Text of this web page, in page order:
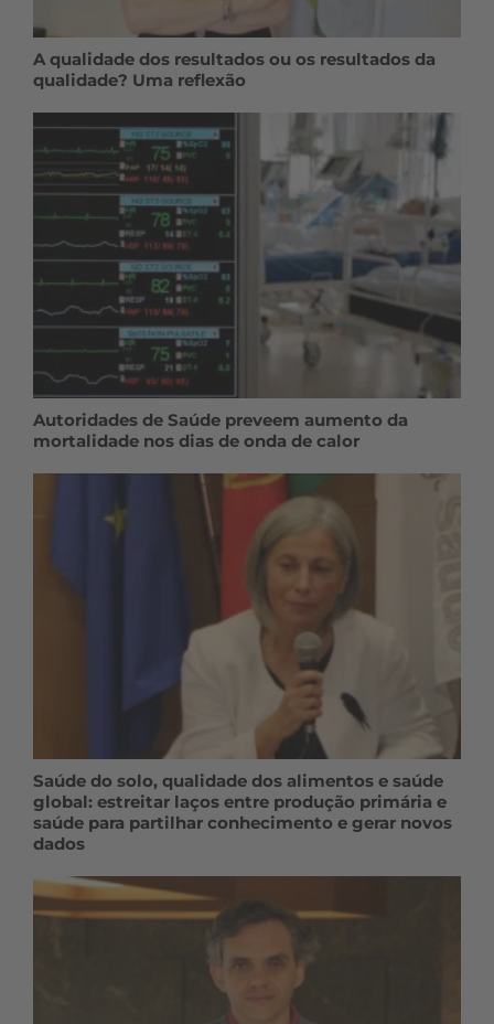
A qualidade dos resultados ou os resultados da
qualidade? Uma reflexão
Autoridades de Saúde preveem aumento da
mortalidade nos dias de onda de calor
Saúde do solo, qualidade dos alimentos e saúde
global: estreitar laços entre produção primária e
saúde para partilhar conhecimento e gerar novos
dados